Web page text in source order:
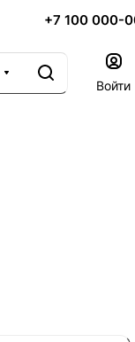
+7 100 000-
Войти